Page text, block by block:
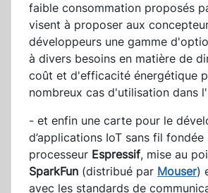
faible consommation proposés
visent à proposer aux
développeurs une gamme
à divers besoins en matière de
coût et d'efficacité énergétique
nombreux cas d'utilisation dans
- et enfin une carte pour le
d’applications IoT sans fil fondée
processeur Espressif, mise au
SparkFun (distribué par Mouser)
avec les standards de